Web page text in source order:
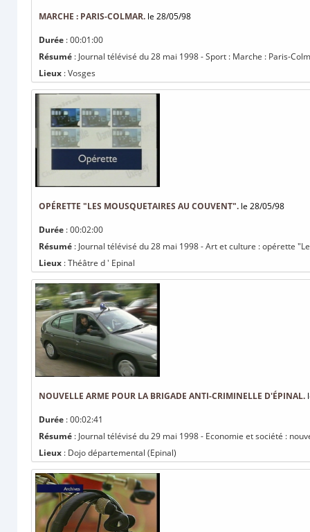
MARCHE : PARIS-COLMAR. le 28/05/98
Durée : 00:01:00
Résumé : Journal télévisé du 28 mai 1998 - Sport : Marche : Paris-
Lieux : Vosges
OPÉRETTE "LES MOUSQUETAIRES AU COUVENT". le 28/05/98
Durée : 00:02:00
Résumé : Journal télévisé du 28 mai 1998 - Art et culture : opérette
Lieux : Théâtre d ' Epinal
NOUVELLE ARME POUR LA BRIGADE ANTI-CRIMINELLE D'ÉPINAL.
Durée : 00:02:41
Résumé : Journal télévisé du 29 mai 1998 - Economie et société :
Lieux : Dojo départemental (Epinal)